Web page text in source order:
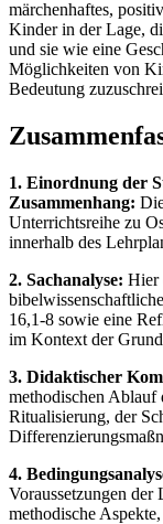
märchenhaftes,
Kinder in der Lage,
und sie wie eine
Möglichkeiten von
Bedeutung
1. Einordnung der
Zusammenhang:
Unterrichtsreihe zu
innerhalb des
2. Sachanalyse: Hier
16,1-8 sowie eine
im Kontext der
3. Didaktischer
methodischen Ablauf
Ritualisierung, der
4.
Voraussetzungen
methodische